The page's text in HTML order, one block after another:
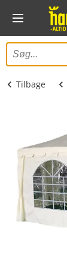
Tilbage